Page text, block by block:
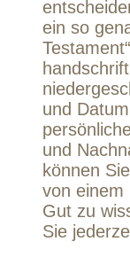
ein so
und
und
können
von einem
Gut zu
Sie